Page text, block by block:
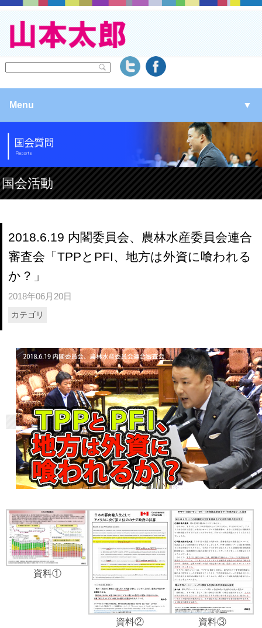
Menu ▼
▼
▼
▼
国会活動
2018.6.19 内閣委員会、農林水産委員会連合
審査会「TPPとPFI、地方は外資に喰われる
か？」
2018年06月20日
カテゴリ
資料①
資料② 資料③